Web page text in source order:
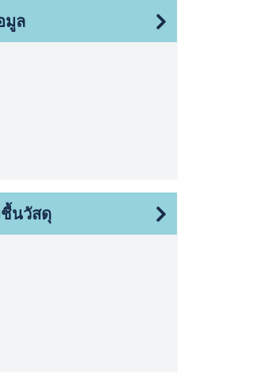
มูล
ชื้นวัสดุ